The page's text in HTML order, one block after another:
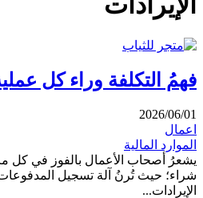
فهمُ التكلفة وراء كل
2026/06/01
اعمال
الموارد المالية
يشعرُ أصحاب الأعمال بالفوز في كل
شراء؛ حيث تُرنُ آلة تسجيل
الإيرادات...